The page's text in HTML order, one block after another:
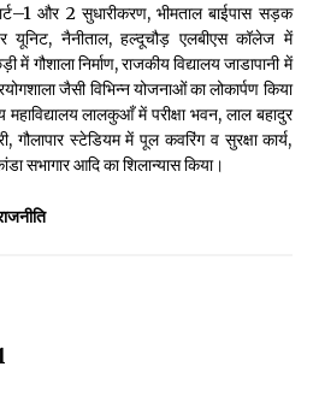
और 2 सुधारीकरण, भीमताल बाईपास सड़क
नैनीताल, हल्दूचौड़ एलबीएस कॉलेज में
गौशाला निर्माण, राजकीय विद्यालय जाडापानी में
जैसी विभिन्न योजनाओं का लोकार्पण किया
लालकुआँ में परीक्षा भवन, लाल बहादुर
गौलापार स्टेडियम में पूल कवरिंग व सुरक्षा कार्य,
सभागार आदि का शिलान्यास किया।